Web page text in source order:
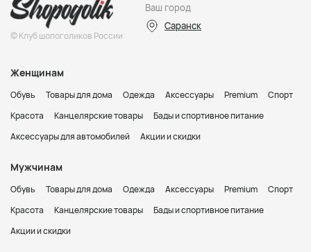
© Клуб шопоголиков России
Ваш город
Саранск
Женщинам
Обувь Товары для дома Одежда Аксессуары Premium
Спорт
Красота
Канцелярские товары
Бады и спортивное питание
Аксессуары для автомобилей
Акции и скидки
Мужчинам
Обувь Товары для дома Одежда Аксессуары Premium
Спорт
Красота
Канцелярские товары
Бады и спортивное питание
Акции и скидки